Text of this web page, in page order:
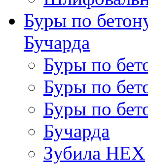
Буры по
Бучарда
Буры по
Буры по
Буры по
Бучарда
Зубила HEX